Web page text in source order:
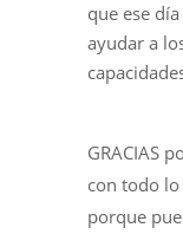
que ese
ayudar a
GRACIAS
con todo
porque